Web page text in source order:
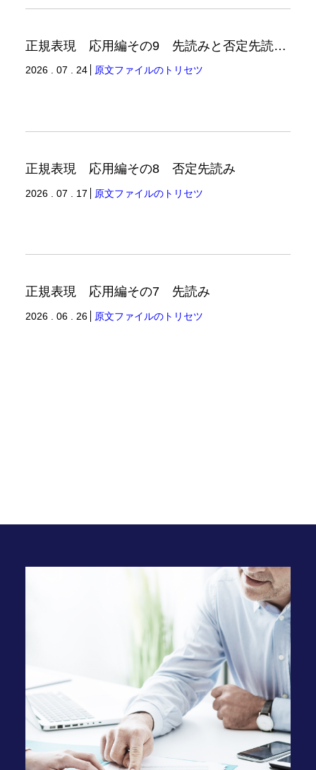
正規表現 応用編その9 先読みと否定先読みの例
2026 . 07 . 24 原文ファイルのトリセツ
正規表現 応用編その8 否定先読み
2026 . 07 . 17 原文ファイルのトリセツ
正規表現 応用編その7 先読み
2026 . 06 . 26 原文ファイルのトリセツ